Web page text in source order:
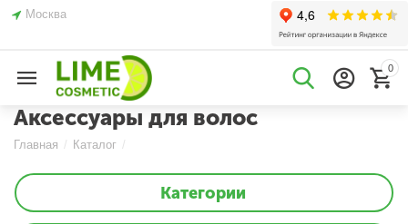
Москва
0
Аксессуары для волос
Главная / Каталог /
Категории